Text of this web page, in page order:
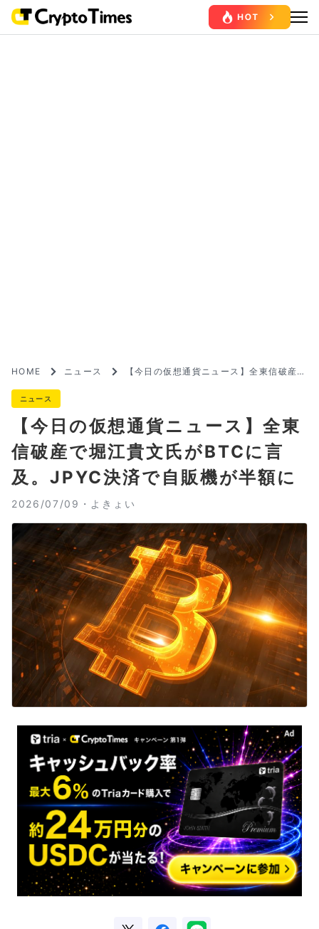
HOME ニュース
【今日の仮想通貨ニュース】全東信破産で
ニュース
【今日の仮想通貨ニュース】全東
信破産で堀江貴文氏がBTCに言
及。JPYC決済で自販機が半額に
2026/07/09・ よきょい